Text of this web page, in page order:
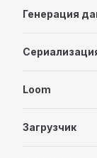
Генерация
Loom
Загрузчик